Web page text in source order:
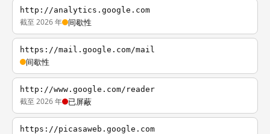
http://analytics.google.com
截至 2026 年 间歇性
https://mail.google.com/mail
间歇性
http://www.google.com/reader
截至 2026 年 已屏蔽
https://picasaweb.google.com